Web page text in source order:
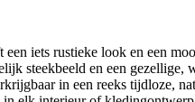
een iets rustieke look en een
steekbeeld en een gezellige,
in een reeks tijdloze,